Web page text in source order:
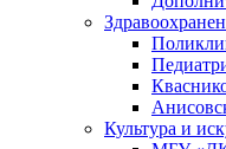
Культура и